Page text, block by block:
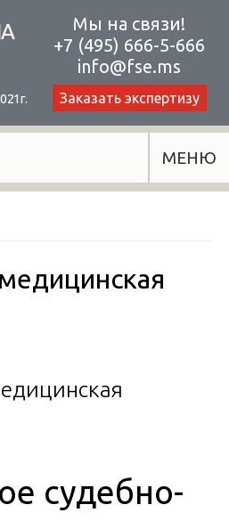
Мы на связи!
+7 (495) 666-5-666
info@fse.ms
Заказать экспертизу
МЕНЮ
судебно-